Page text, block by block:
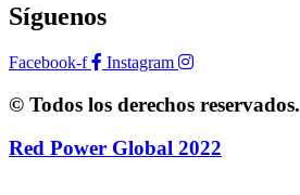
Síguenos
Facebook-f Instagram
© Todos los derechos reservados.
Red Power Global 2022